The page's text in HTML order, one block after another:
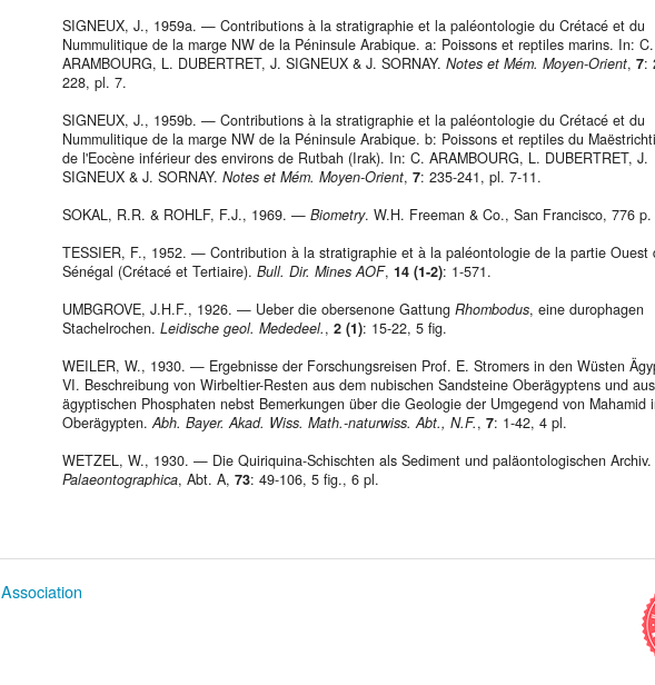
SIGNEUX, J., 1959a. — Contributions à la stratigraphie et la paléontologie du Crétacé et du
Nummulitique de la marge NW de la Péninsule Arabique. a: Poissons et reptiles marins. In: C.
ARAMBOURG, L. DUBERTRET, J. SIGNEUX & J. SORNAY. Notes et Mém. Moyen-Orient, 7:
228, pl. 7.
SIGNEUX, J., 1959b. — Contributions à la stratigraphie et la paléontologie du Crétacé et du
Nummulitique de la marge NW de la Péninsule Arabique. b: Poissons et reptiles du
de l'Eocène inférieur des environs de Rutbah (Irak). In: C. ARAMBOURG, L. DUBERTRET, J.
SIGNEUX & J. SORNAY. Notes et Mém. Moyen-Orient, 7: 235-241, pl. 7-11.
SOKAL, R.R. & ROHLF, F.J., 1969. — Biometry. W.H. Freeman & Co., San Francisco, 776 p.
TESSIER, F., 1952. — Contribution à la stratigraphie et à la paléontologie de la partie Ouest
Sénégal (Crétacé et Tertiaire). Bull. Dir. Mines AOF, 14 (1-2): 1-571.
UMBGROVE, J.H.F., 1926. — Ueber die obersenone Gattung Rhombodus, eine durophagen
Stachelrochen. Leidische geol. Mededeel., 2 (1): 15-22, 5 fig.
WEILER, W., 1930. — Ergebnisse der Forschungsreisen Prof. E. Stromers in den Wüsten
VI. Beschreibung von Wirbeltier-Resten aus dem nubischen Sandsteine Oberägyptens und aus
ägyptischen Phosphaten nebst Bemerkungen über die Geologie der Umgegend von Mahamid
Oberägypten.Abh. Bayer. Akad. Wiss. Math.-naturwiss. Abt., N.F., 7: 1-42, 4 pl.
WETZEL, W., 1930. — Die Quiriquina-Schischten als Sediment und paläontologischen Archiv.
Palaeontographica, Abt. A, 73: 49-106, 5 fig., 6 pl.
Association